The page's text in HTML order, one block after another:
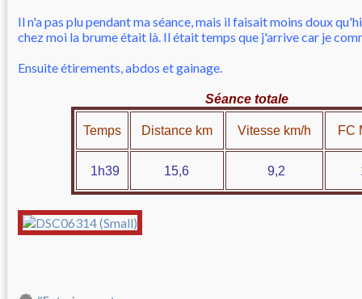
Il n'a pas plu pendant ma séance, mais il faisait moins doux
chez moi la brume était là. Il était temps que j'arrive car je
Ensuite étirements, abdos et gainage.
Séance totale
Temps Distance km Vitesse km/h FC
1h39 15,6 9,2